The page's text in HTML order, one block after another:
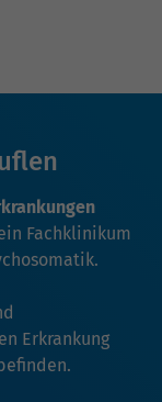
Fachklinikum
Erkrankung